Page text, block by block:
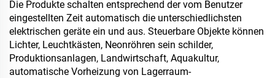
Die Produkte schalten entsprechend der vom Benutzer
eingestellten Zeit automatisch die unterschiedlichsten
elektrischen geräte ein und aus. Steuerbare Objekte können
Lichter, Leuchtkästen, Neonröhren sein schilder,
Produktionsanlagen, Landwirtschaft, Aquakultur,
automatische Vorheizung von Lagerraum-